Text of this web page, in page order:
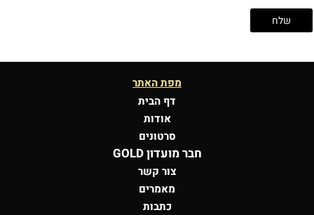
מפת האתר
דף הבית
אודות
סרטונים
חבר מועדון GOLD
צור קשר
מאמרים
כתבות